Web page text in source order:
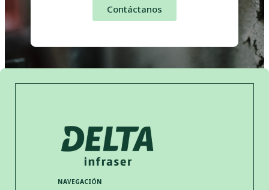
Contáctanos
NAVEGACIÓN